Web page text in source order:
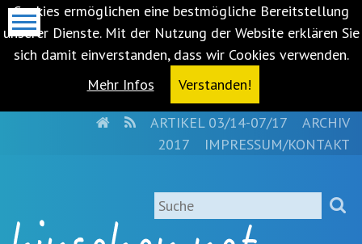
Cookies ermöglichen eine bestmögliche Bereitstellung
unserer Dienste. Mit der Nutzung der Website erklären Sie
sich damit einverstanden, dass wir Cookies verwenden.
Mehr Infos
Verstanden!
springen
HOMERSSARTIKEL 03/14-07/17
ARCHIV
2017
IMPRESSUM/KONTAKT
Suche